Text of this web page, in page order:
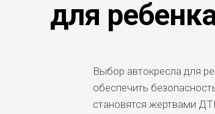
для
Выбор автокресла для
обеспечить
становятся жертвами